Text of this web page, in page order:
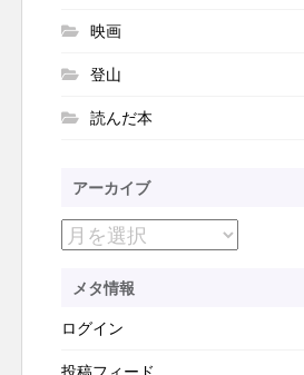
映画
登山
読んだ本
アーカイブ
ア
カ
イ
ブ
メタ情報
ログイン